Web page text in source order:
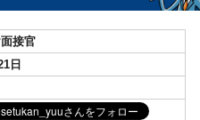
接官
日